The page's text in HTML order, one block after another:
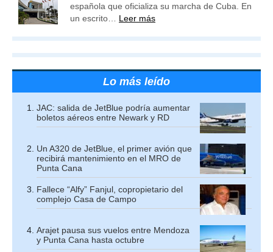
española que oficializa su marcha de Cuba. En
un escrito… Leer más
Lo más leído
JAC: salida de JetBlue podría aumentar
boletos aéreos entre Newark y RD
Un A320 de JetBlue, el primer avión que
recibirá mantenimiento en el MRO de
Punta Cana
Fallece “Alfy” Fanjul, copropietario del
complejo Casa de Campo
Arajet pausa sus vuelos entre Mendoza
y Punta Cana hasta octubre